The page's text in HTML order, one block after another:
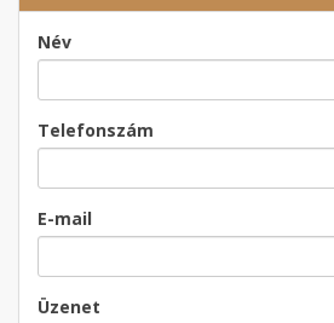
Név
Telefonszám
E-mail
Üzenet